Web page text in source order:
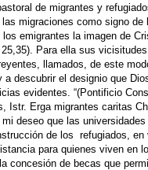
de migrantes y
migraciones como signo de
emigrantes la imagen de
Para ella sus
llamados, de este
descubrir el designio que
evidentes. “(Pontificio
Istr. Erga migrantes caritas
deseo que las
de los refugiados, en
para quienes viven en
concesión de becas que